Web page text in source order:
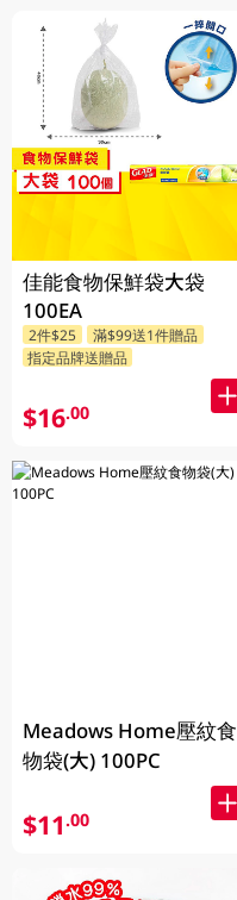
佳能食物保鮮袋大袋
100EA
2件$25
滿$99送1件贈品
指定品牌送贈品
$16.00
Meadows Home壓紋食
物袋(大) 100PC
$11.00